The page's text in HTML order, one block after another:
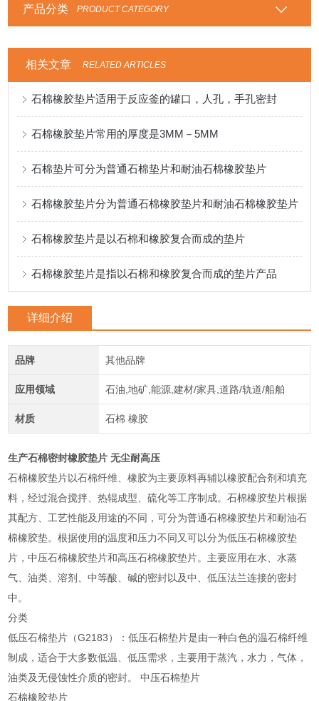
产品分类 PRODUCT CATEGORY
相关文章 RELATED ARTICLES
石棉橡胶垫片适用于反应釜的罐口，人孔，手孔密封
石棉橡胶垫片常用的厚度是3MM－5MM
石棉垫片可分为普通石棉垫片和耐油石棉橡胶垫片
石棉橡胶垫片分为普通石棉橡胶垫片和耐油石棉橡胶垫片
石棉橡胶垫片是以石棉和橡胶复合而成的垫片
石棉橡胶垫片是指以石棉和橡胶复合而成的垫片产品
详细介绍
品牌 其他品牌
应用领域 石油,地矿,能源,建材/家具,道路/轨道/船舶
材质 石棉 橡胶
生产石棉密封橡胶垫片 无尘耐高压
石棉橡胶垫片以石棉纤维、橡胶为主要原料再辅以橡胶配合剂和填充
料，经过混合搅拌、热辊成型、硫化等工序制成。石棉橡胶垫片根据
其配方、工艺性能及用途的不同，可分为普通石棉橡胶垫片和耐油石
棉橡胶垫。根据使用的温度和压力不同又可以分为低压石棉橡胶垫
片，中压石棉橡胶垫片和高压石棉橡胶垫片。主要应用在水、水蒸
气、油类、溶剂、中等酸、碱的密封以及中、低压法兰连接的密封
中。
分类
低压石棉垫片（G2183）：低压石棉垫片是由一种白色的温石棉纤维
制成，适合于大多数低温、低压需求，主要用于蒸汽，水力，气体，
油类及无侵蚀性介质的密封。 中压石棉垫片
石棉橡胶垫片